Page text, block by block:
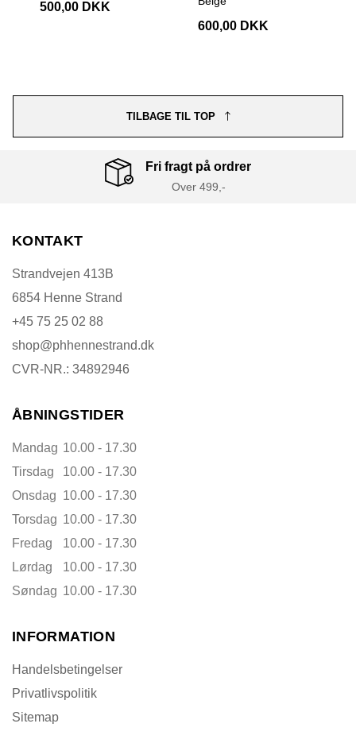
500,00 DKK
600,00 DKK
TILBAGE TIL TOP
Fri fragt på ordrer
Over 499,-
KONTAKT
Strandvejen 413B
6854 Henne Strand
+45 75 25 02 88
shop@phhennestrand.dk
CVR-NR.: 34892946
ÅBNINGSTIDER
Mandag 10.00 - 17.30
Tirsdag
10.00 - 17.30
Onsdag 10.00 - 17.30
Torsdag 10.00 - 17.30
Fredag
10.00 - 17.30
Lørdag
10.00 - 17.30
Søndag 10.00 - 17.30
INFORMATION
Handelsbetingelser
Privatlivspolitik
Sitemap